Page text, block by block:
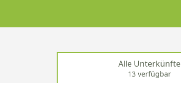
Alle Unterkünfte
13 verfügbar